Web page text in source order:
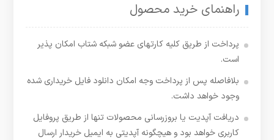
راهنمای خرید محصول
پرداخت از طریق کلیه کارتهای عضو شبکه شتاب امکان پذیر
است.
بلافاصله پس از پرداخت وجه امکان دانلود فایل خریداری شده
وجود خواهد داشت.
دریافت آپدیت یا بروزرسانی محصولات تنها از طریق پروفایل
کاربری خواهد بود و هیچگونه آپدیتی به ایمیل خریدار ارسال